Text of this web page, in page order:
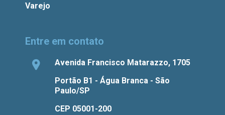
Varejo
Entre em contato
Avenida Francisco Matarazzo, 1705
Portão B1 - Água Branca - São
Paulo/SP
CEP 05001-200